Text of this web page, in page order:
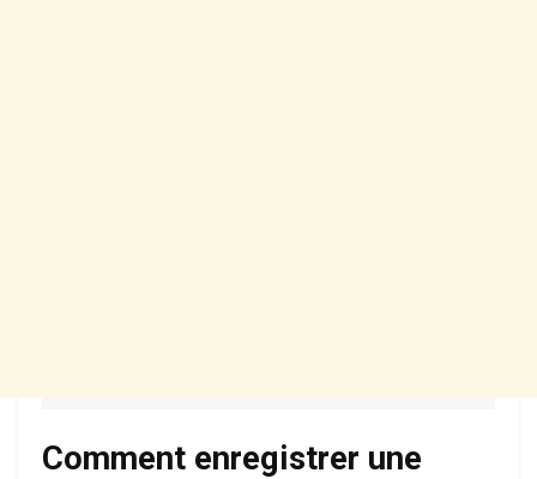
Comment enregistrer une